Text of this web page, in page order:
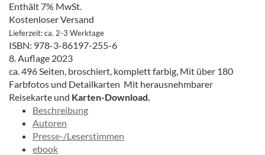
Menge
Enthält 7% MwSt.
Kostenloser Versand
Lieferzeit: ca. 2-3 Werktage
ISBN: 978-3-86197-255-6
8. Auflage 2023
ca. 496 Seiten, broschiert, komplett farbig, Mit über 180
Farbfotos und Detailkarten Mit herausnehmbarer
Reisekarte und Karten-Download.
Beschreibung
Autoren
Presse-/Leserstimmen
ebook